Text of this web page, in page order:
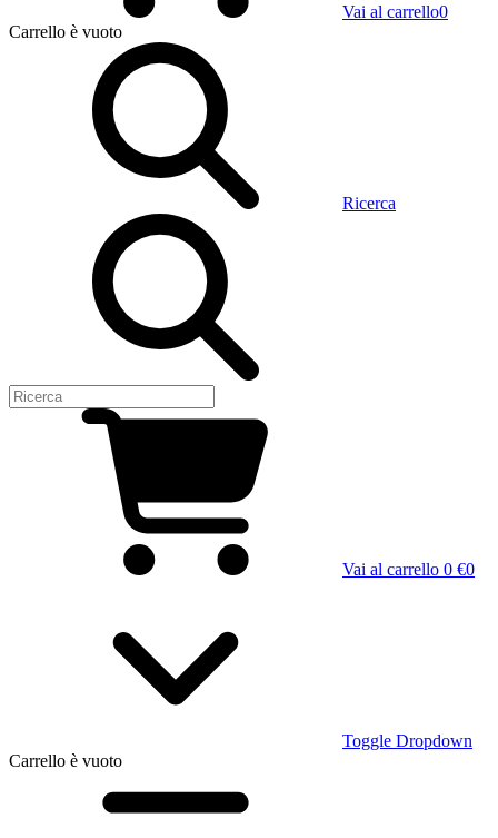
Vai al carrello0
Carrello è vuoto
Ricerca
Vai al carrello 0 €0
Toggle Dropdown
Carrello è vuoto